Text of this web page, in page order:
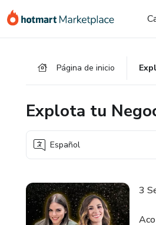
Página de inicio
Explota tu
Español
3